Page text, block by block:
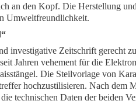
an den Kopf. Die Herstellung
Umweltfreundlichkeit.
investigative Zeitschrift gerecht
Jahren vehement für die
Die Steilvorlage von
hochzustilisieren. Nach dem
technischen Daten der beiden